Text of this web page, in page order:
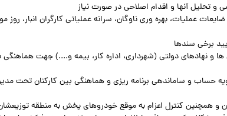
عملیات، بهره وری ناوگان، سرانه عملیاتی کارگران انبار، روز
ها و نهادهای دولتی (شهرداری، اداره کار، بیمه و....) جهت هماهنگی